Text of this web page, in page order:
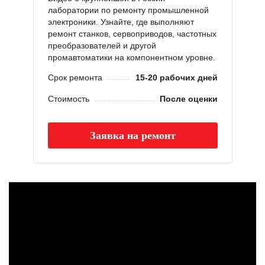
лаборатории по ремонту промышленной
электроники. Узнайте, где выполняют
ремонт станков, сервоприводов, частотных
преобразователей и другой
промавтоматики на компонентном уровне.
Срок ремонта 15-20 рабочих дней
Стоимость После оценки
Заявка на ремонт